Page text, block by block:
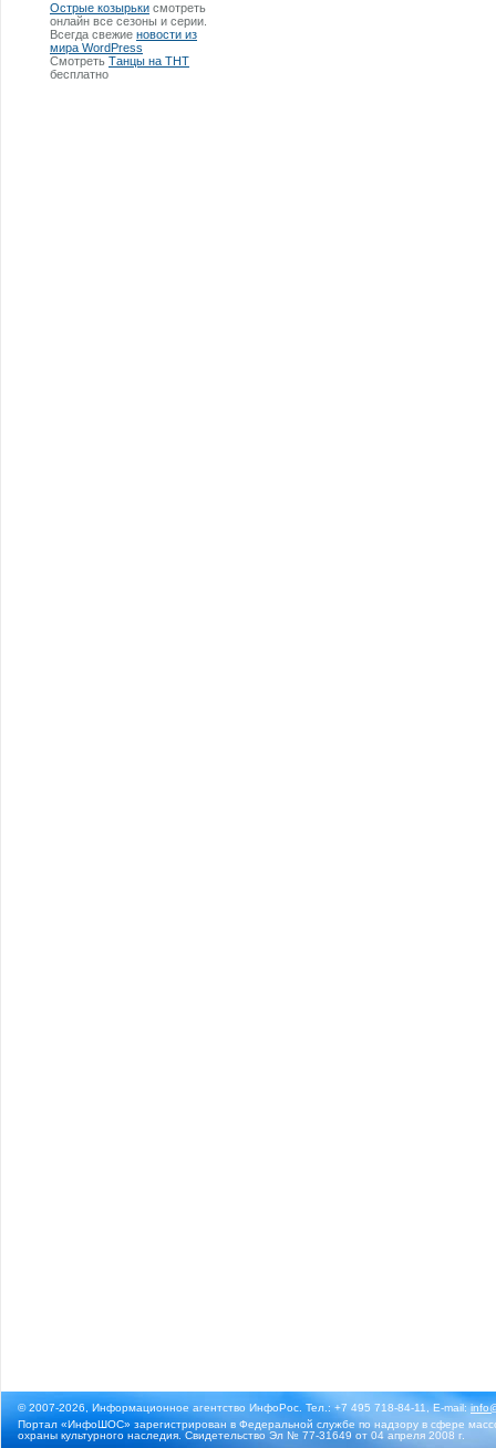
Острые козырьки смотреть
онлайн все сезоны и серии.
Всегда свежие новости из
мира WordPress
Смотреть Танцы на ТНТ
бесплатно
© 2007-2026, Информационное агентство ИнфоРос. Тел.: +7 495 718-84-11, E-mail:
Портал «ИнфоШОС» зарегистрирован в Федеральной службе по надзору в сфере
охраны культурного наследия. Свидетельство Эл № 77-31649 от 04 апреля 2008 г.